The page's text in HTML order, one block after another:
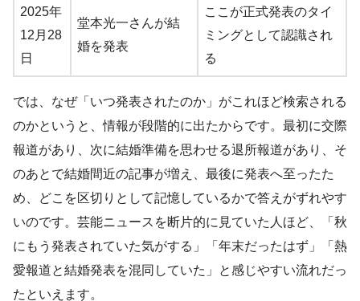
2025年
12月28
日
堂本光一さんが結
婚を発表
ここが正式発表のタイ
ミングとして認識され
る
では、なぜ「いつ発表されたのか」がこれほど検索される
のかというと、情報が段階的に出たからです。最初に交際
報道があり、次に結婚準備を思わせる退所報道があり、そ
のあとで結婚間近の記事が増え、最後に発表へ至ったた
め、どこを区切りとして記憶しているかで答えがずれやす
いのです。芸能ニュースを断片的に見ていた人ほど、「秋
にもう発表されていた気がする」「年末だったはず」「熱
愛報道と結婚発表を混同していた」と感じやすい流れだっ
たといえます。